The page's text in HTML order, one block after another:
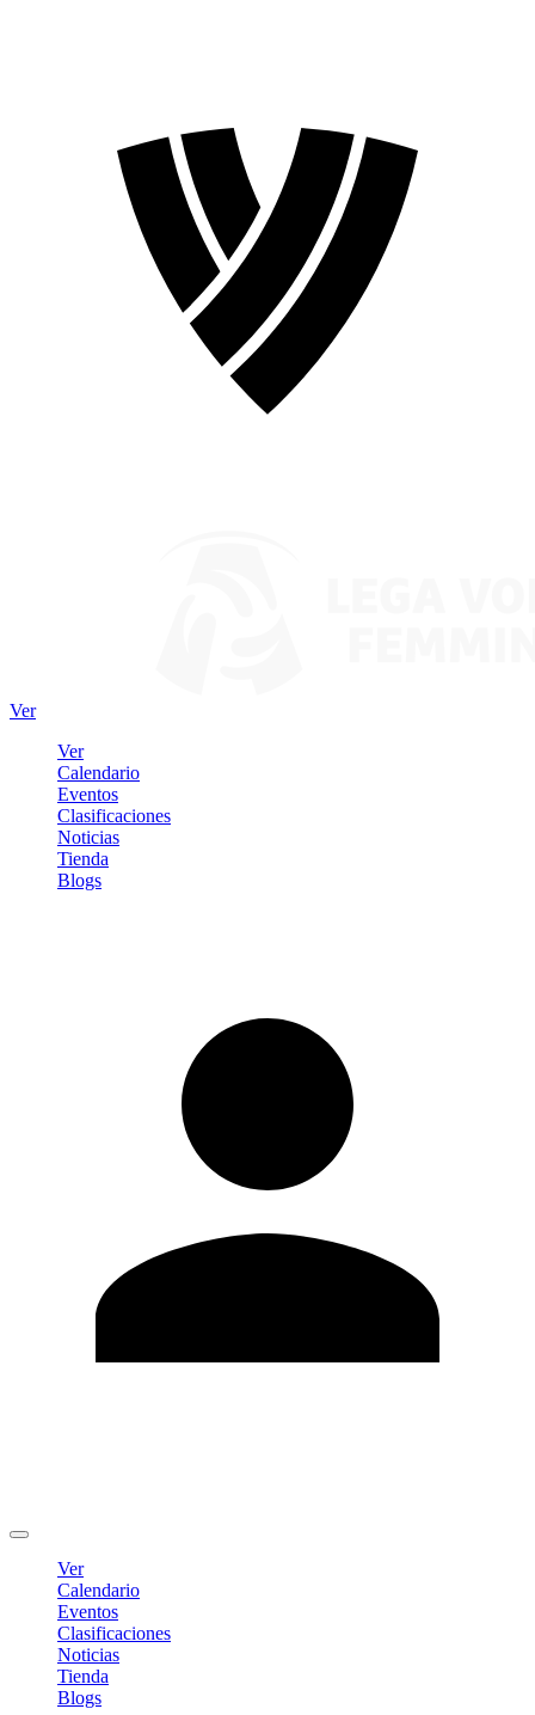
Ver
Ver
Calendario
Eventos
Clasificaciones
Noticias
Tienda
Blogs
Ver
Calendario
Eventos
Clasificaciones
Noticias
Tienda
Blogs